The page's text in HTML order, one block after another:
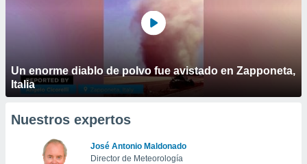
Un enorme diablo de polvo fue avistado en Zapponeta,
Italia
Nuestros expertos
José Antonio Maldonado
Director de Meteorología